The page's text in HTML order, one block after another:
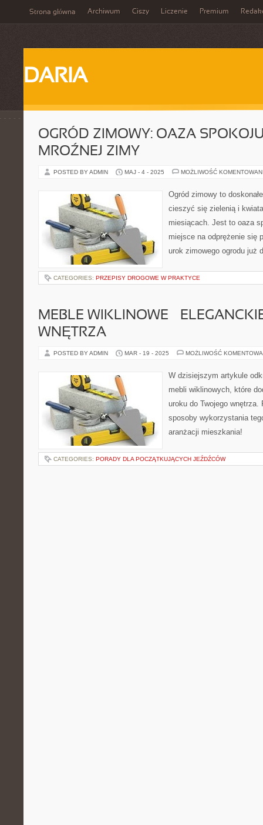
Strona główna Archiwum Ciszy Liczenie Premium
DARIA
OGRÓD ZIMOWY: OAZA
MROŹNEJ ZIMY
POSTED BY ADMIN MAJ - 4 - 2025 MOŻLIWOŚĆ
Ogród zimowy to
cieszyć się zielenią i
miesiącach. Jest to oaza
miejsce na odprężenie się
urok zimowego ogrodu już
CATEGORIES: PRZEPISY DROGOWE W PRAKTYCE
MEBLE WIKLINOWE –
WNĘTRZA
POSTED BY ADMIN MAR - 19 - 2025 MOŻLIWOŚĆ
W dzisiejszym artykule
mebli wiklinowych, które
uroku do Twojego
sposoby wykorzystania
aranżacji mieszkania!
CATEGORIES: PORADY DLA POCZĄTKUJĄCYCH JEŹDŹCÓW